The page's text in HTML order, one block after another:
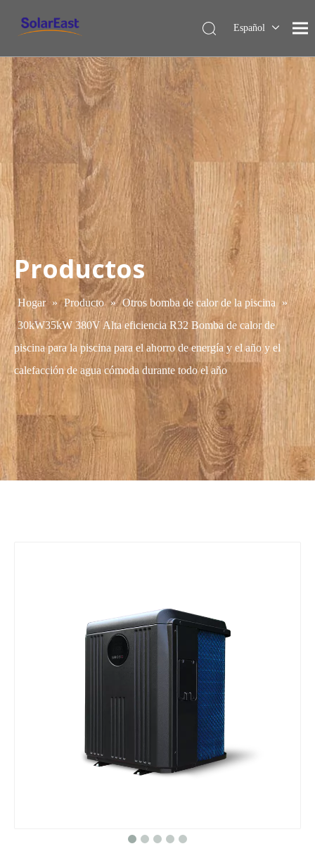
Español
Français
Deutsch
Italiano
Nederlands
Productos
Hogar » Producto » Otros bomba de calor de la piscina »
30kW35kW 380V Alta eficiencia R32 Bomba de calor de
piscina para la piscina para el ahorro de energía y el año y el
calefacción de agua cómoda durante todo el año